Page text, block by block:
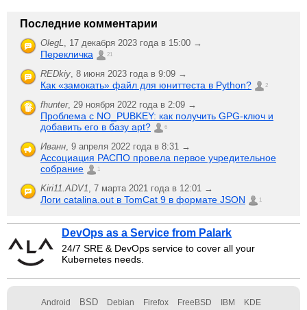
Последние комментарии
OlegL, 17 декабря 2023 года в 15:00 →
Перекличка 21
REDkiy, 8 июня 2023 года в 9:09 →
Как «замокать» файл для юниттеста в Python? 2
fhunter, 29 ноября 2022 года в 2:09 →
Проблема с NO_PUBKEY: как получить GPG-ключ и
добавить его в базу apt?
6
Иванн, 9 апреля 2022 года в 8:31 →
Ассоциация РАСПО провела первое учредительное
собрание
1
Kiri11.ADV1, 7 марта 2021 года в 12:01 →
Логи catalina.out в TomCat 9 в формате JSON 1
DevOps as a Service from Palark
24/7 SRE & DevOps service to cover all your
Kubernetes needs.
Android BSD Debian Firefox FreeBSD IBM KDE